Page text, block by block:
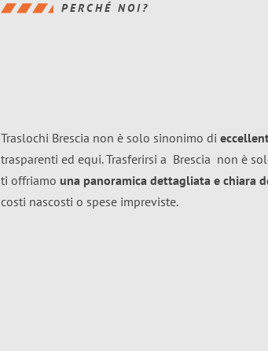
PERCHÉ NOI?
Traslochi Brescia non è solo sinonimo di
trasparenti ed equi. Trasferirsi a Brescia non è
ti offriamo una panoramica dettagliata e chiara
costi nascosti o spese impreviste.